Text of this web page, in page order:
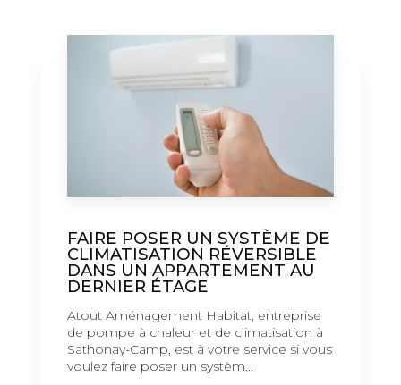
FAIRE POSER UN SYSTÈME DE
CLIMATISATION RÉVERSIBLE
DANS UN APPARTEMENT AU
DERNIER ÉTAGE
Atout Aménagement Habitat, entreprise
de pompe à chaleur et de climatisation à
Sathonay-Camp, est à votre service si vous
voulez faire poser un systèm...